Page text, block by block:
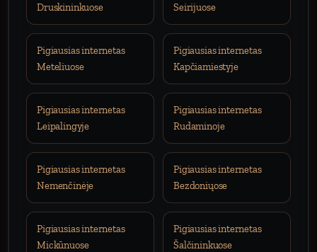
Druskininkuose
Seirijuose
Pigiausias internetas
Meteliuose
Pigiausias internetas
Kapčiamiestyje
Pigiausias internetas
Leipalingyje
Pigiausias internetas
Rudaminoje
Pigiausias internetas
Nemenčinėje
Pigiausias internetas
Bezdoniųose
Pigiausias internetas
Mickūnuose
Pigiausias internetas
Šalčininkuose